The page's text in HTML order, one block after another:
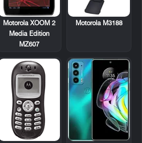
Motorola M3188
Motorola XOOM 2
Media Edition
MZ607